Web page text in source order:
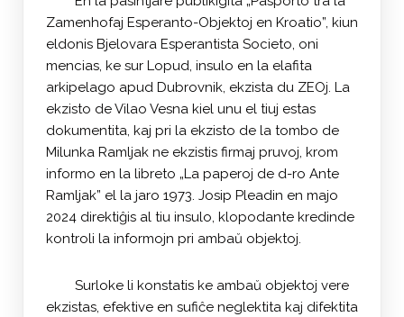
Zamenhofaj Esperanto-Objektoj en Kroatio”, kiun
eldonis Bjelovara Esperantista Societo, oni
mencias, ke sur Lopud, insulo en la elafita
arkipelago apud Dubrovnik, ekzista du ZEOj. La
ekzisto de Vilao Vesna kiel unu el tiuj estas
dokumentita, kaj pri la ekzisto de la tombo de
Milunka Ramljak ne ekzistis firmaj pruvoj, krom
informo en la libreto „La paperoj de d-ro Ante
Ramljak” el la jaro 1973. Josip Pleadin en majo
2024 direktiĝis al tiu insulo, klopodante kredinde
kontroli la informojn pri ambaŭ objektoj.
Surloke li konstatis ke ambaŭ objektoj vere
ekzistas, efektive en sufiĉe neglektita kaj difektita